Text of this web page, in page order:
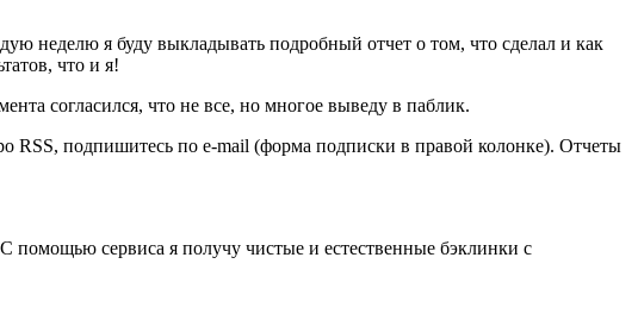
неделю я буду выкладывать подробный отчет о том, что сделал и как
что и я!
согласился, что не все, но многое выведу в паблик.
RSS, подпишитесь по e-mail (форма подписки в правой колонке). Отчеты
помощью сервиса я получу чистые и естественные бэклинки с